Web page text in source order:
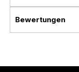
Bewertungen